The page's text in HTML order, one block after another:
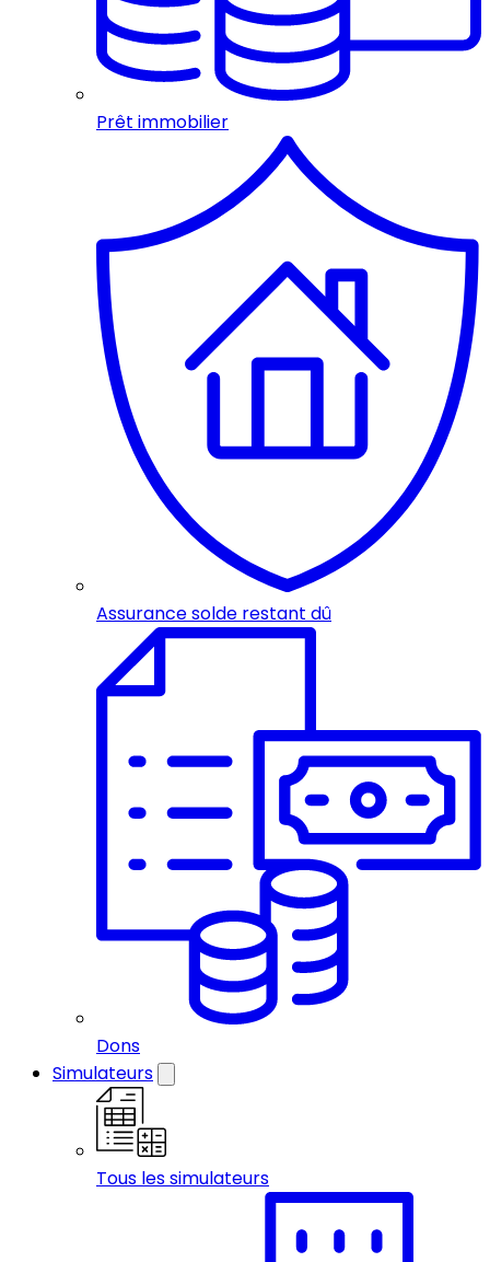
Prêt immobilier
Assurance solde restant dû
Dons
Simulateurs
Tous les simulateurs